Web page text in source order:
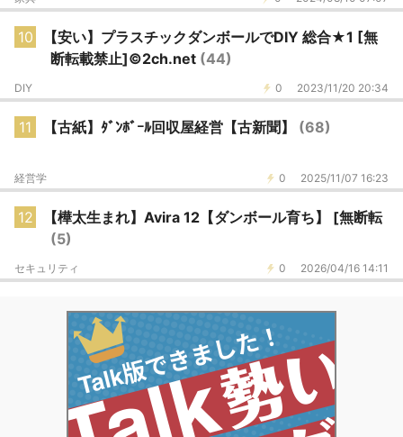
10
【安い】プラスチックダンボールでDIY 総合★1 [無
断転載禁止]©2ch.net (44)
0 2023/11/20 20:34
DIY
11 【古紙】ﾀﾞﾝﾎﾞｰﾙ回収屋経営【古新聞】 (68)
0 2025/11/07 16:23
経営学
12
【樺太生まれ】Avira 12【ダンボール育ち】 [無断転
(5)
0 2026/04/16 14:11
セキュリティ